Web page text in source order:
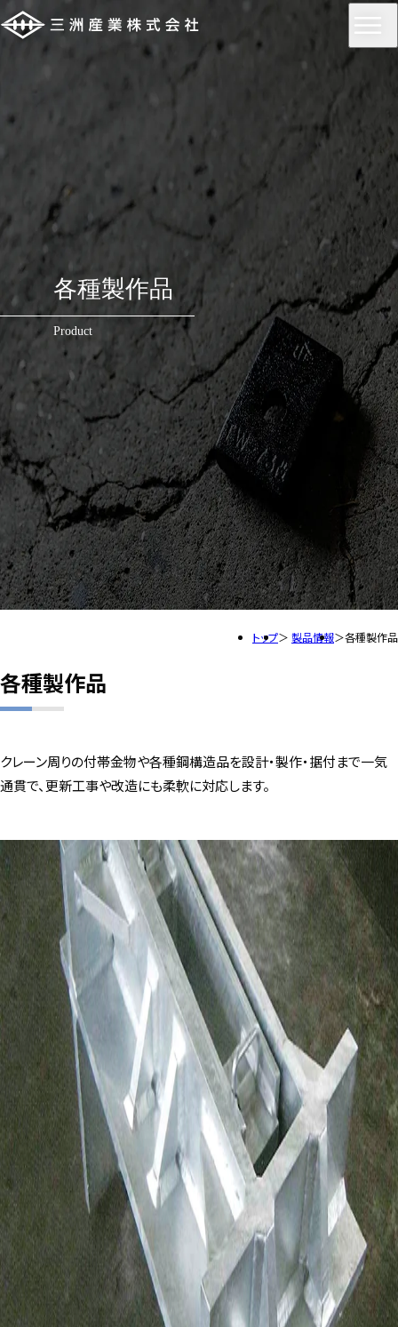
各種製作品
Product
トップ 製品情報 各種製作品
各種製作品
クレーン周りの付帯金物や各種鋼構造品を設計・製作・据付まで一気
通貫で、更新工事や改造にも柔軟に対応します。